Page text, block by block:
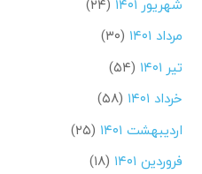
مرداد ۱۴۰۱
(۳۰)
تیر ۱۴۰۱
(۵۴)
خرداد ۱۴۰۱
(۵۸)
اردیبهشت ۱۴۰۱
(۲۵)
فروردین ۱۴۰۱
(۱۸)